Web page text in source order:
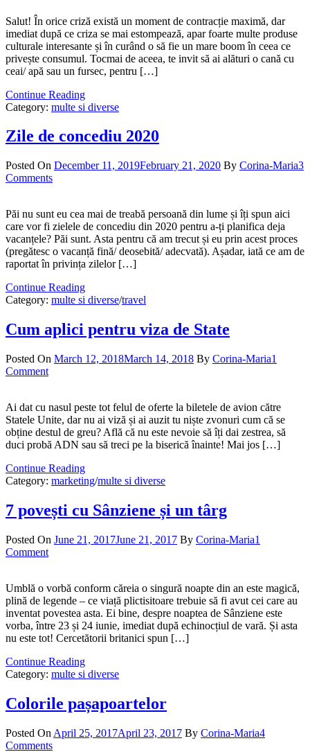
Salut! În orice criză există un moment de contracție maximă, dar
imediat după ce criza se mai estompează, apar foarte multe produse
culturale interesante și în curând o să fie un mare boom în ceea ce
privește consumul. Tocmai de aceea, te invit să ai alături o cană cu
ceai/ apă sau un fursec, pentru […]
Continue Reading
Category: multe si diverse
Zile de concediu 2020
Posted On December 11, 2019February 21, 2020 By Corina-Maria3
Comments
Păi nu sunt eu cea mai de treabă persoană din lume și îți spun aici
care vor fi zielele de concediu din 2020 pentru a-ți planifica deja
vacanțele? Păi sunt. Asta pentru că am trecut și eu prin acest proces
(pregătesc o vacanță fină/ deosebită/ adecvată). Așadar, iată ce am de
raportat în privința zilelor […]
Continue Reading
Category: multe si diverse/travel
Cum aplici pentru viza de State
Posted On March 12, 2018March 14, 2018 By Corina-Maria1
Comment
Ai dat cu nasul peste tot felul de oferte la biletele de avion către
Statele Unite, dar nu ai viză și ai auzit tu niște zvonuri cum că se
obține destul de greu? Află că nu este nevoie să îți dai zestrea, să
duci probă ADN sau să treci pe la biserică înainte! Mai jos […]
Continue Reading
Category: marketing/multe si diverse
7 povești cu Sânziene și un târg
Posted On June 21, 2017June 21, 2017 By Corina-Maria1
Comment
Umblă o vorbă conform căreia o singură noapte din an este magică,
plină de legende – ce viață plictisitoare trebuie să fi avut cei care au
inventat povestea asta. Ei bine, despre noaptea de Sânziene este
vorba, între 23 și 24 iunie, imediat după echinocțiul de vară. Și asta
nu este tot! Cercetătorii britanici spun […]
Continue Reading
Category: multe si diverse
Colorile pașapoartelor
Posted On April 25, 2017April 23, 2017 By Corina-Maria4
Comments